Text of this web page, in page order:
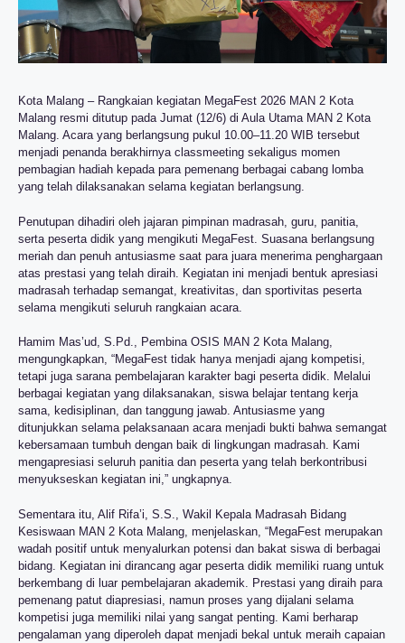
Kota Malang – Rangkaian kegiatan MegaFest 2026 MAN 2 Kota
Malang resmi ditutup pada Jumat (12/6) di Aula Utama MAN 2 Kota
Malang. Acara yang berlangsung pukul 10.00–11.20 WIB tersebut
menjadi penanda berakhirnya classmeeting sekaligus momen
pembagian hadiah kepada para pemenang berbagai cabang lomba
yang telah dilaksanakan selama kegiatan berlangsung.
Penutupan dihadiri oleh jajaran pimpinan madrasah, guru, panitia,
serta peserta didik yang mengikuti MegaFest. Suasana berlangsung
meriah dan penuh antusiasme saat para juara menerima penghargaan
atas prestasi yang telah diraih. Kegiatan ini menjadi bentuk apresiasi
madrasah terhadap semangat, kreativitas, dan sportivitas peserta
selama mengikuti seluruh rangkaian acara.
Hamim Mas’ud, S.Pd., Pembina OSIS MAN 2 Kota Malang,
mengungkapkan, “MegaFest tidak hanya menjadi ajang kompetisi,
tetapi juga sarana pembelajaran karakter bagi peserta didik. Melalui
berbagai kegiatan yang dilaksanakan, siswa belajar tentang kerja
sama, kedisiplinan, dan tanggung jawab. Antusiasme yang
ditunjukkan selama pelaksanaan acara menjadi bukti bahwa semangat
kebersamaan tumbuh dengan baik di lingkungan madrasah. Kami
mengapresiasi seluruh panitia dan peserta yang telah berkontribusi
menyukseskan kegiatan ini,” ungkapnya.
Sementara itu, Alif Rifa’i, S.S., Wakil Kepala Madrasah Bidang
Kesiswaan MAN 2 Kota Malang, menjelaskan, “MegaFest merupakan
wadah positif untuk menyalurkan potensi dan bakat siswa di berbagai
bidang. Kegiatan ini dirancang agar peserta didik memiliki ruang untuk
berkembang di luar pembelajaran akademik. Prestasi yang diraih para
pemenang patut diapresiasi, namun proses yang dijalani selama
kompetisi juga memiliki nilai yang sangat penting. Kami berharap
pengalaman yang diperoleh dapat menjadi bekal untuk meraih capaian